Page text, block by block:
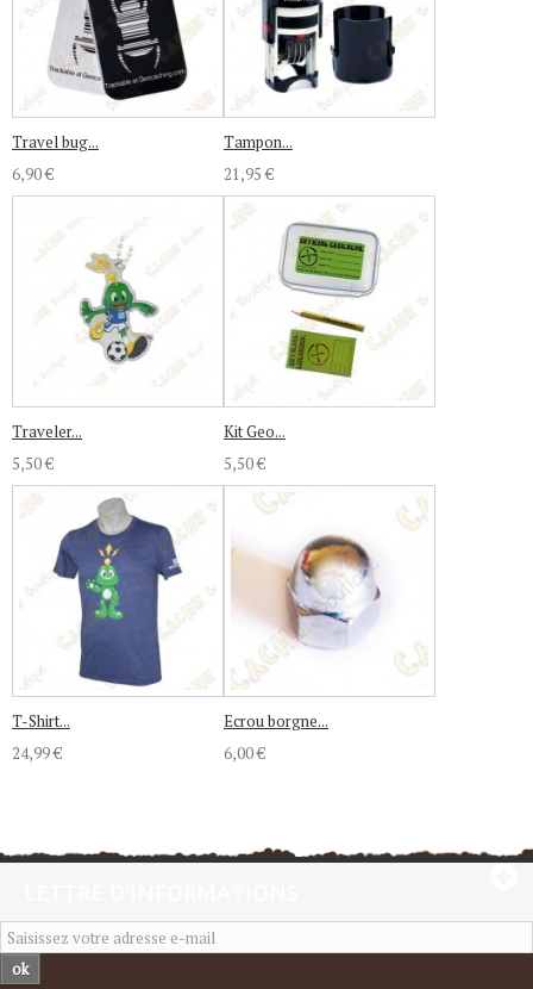
Travel bug...
6,90 €
Tampon...
21,95 €
Traveler...
5,50 €
Kit Geo...
5,50 €
T-Shirt...
24,99 €
Ecrou borgne...
6,00 €
ok